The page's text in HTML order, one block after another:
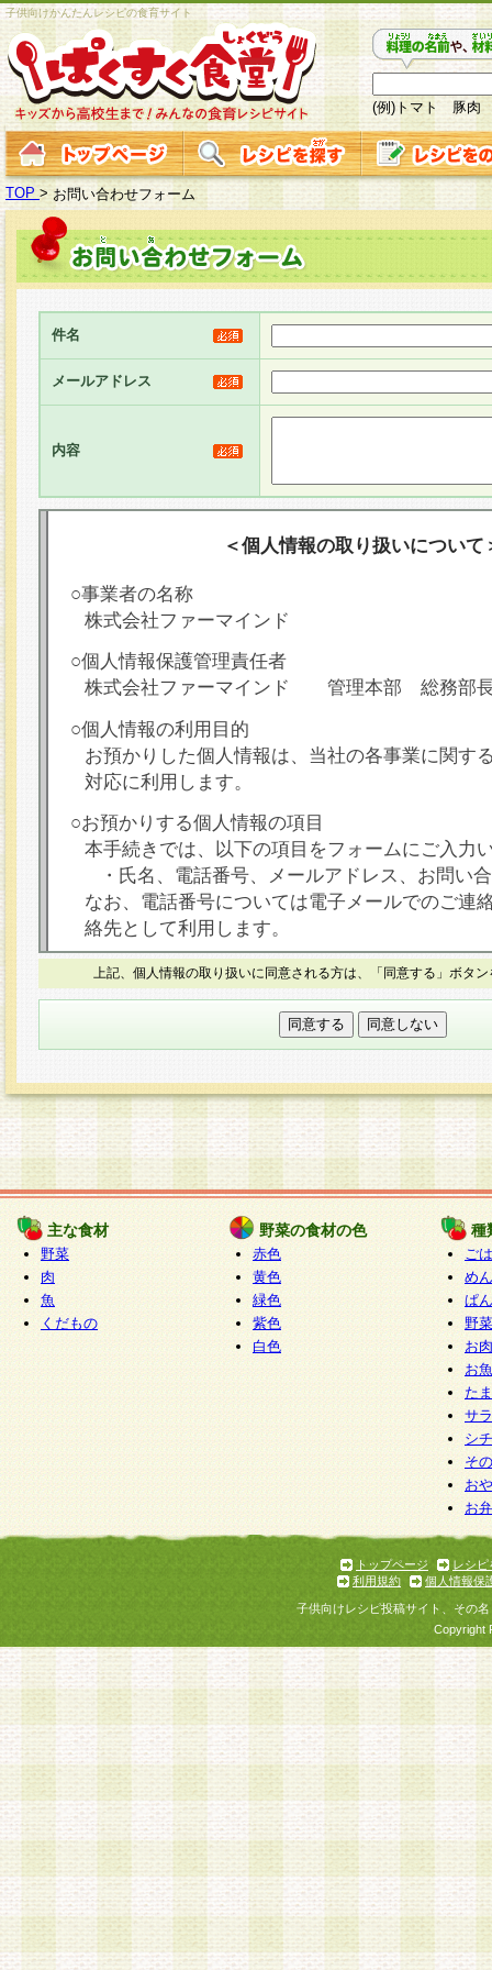
子供向けかんたんレシピの食育サイト
(例)トマト 豚肉
TOP > お問い合わせフォーム
件名
メールアドレス
内容
＜個人情報の取り扱いについて
○事業者の名称
株式会社ファーマインド
○個人情報保護管理責任者
株式会社ファーマインド 管理本部 総務部
○個人情報の利用目的
お預かりした個人情報は、当社の各事業に関す
対応に利用します。
○お預かりする個人情報の項目
本手続きでは、以下の項目をフォームにご入力
・氏名、電話番号、メールアドレス、お問い
なお、電話番号については電子メールでのご連
絡先として利用します。
○本人が容易に認識できない方法による個人情報
本フォームでは、セッション管理のためCookie
○個人情報の第三者提供について
力いただく個人情報は第三者に提供しません。
○個人情報の委託について
個人情報の取り扱いを外部に委託する場合は、
情報管理基準を満たす企業を選定して委託を行
が行われるよう監督します。
○開示対象個人情報の開示等および問い合わせ窓口
本人からの求めにより、当社が本件により取得
報の利用目的の通知・開示・内容の訂正・追加
停止・消去及び第三者への提供の禁止（以下、
といいます。）に応じます。
開示等に応じる窓口は以下になります。
ぱくすく食堂個人情報お客様相談窓口 paku-
m
個人情報を与えることは任意ですが、個人情報
意をいただけない場合には、当社のサービスの
お問い合わせ・ご相談への対応ができない場合
上記、個人情報の取り扱いに同意される方は、「同意する」ボタ
主な食材
野菜
肉
魚
くだもの
野菜の食材の色
赤色
黄色
緑色
紫色
白色
種
ご
めん
ぱん
野
お
お
た
サ
シ
そ
お
お
トップページ
レシピ
利用規約
個人情報保
子供向けレシピ投稿サイト、その
Copyright